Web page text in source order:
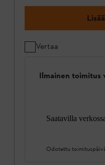
Vertaa
Ilmainen toimitus
Saatavilla
Odotettu